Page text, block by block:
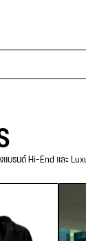
บรนด์ Hi-End และ